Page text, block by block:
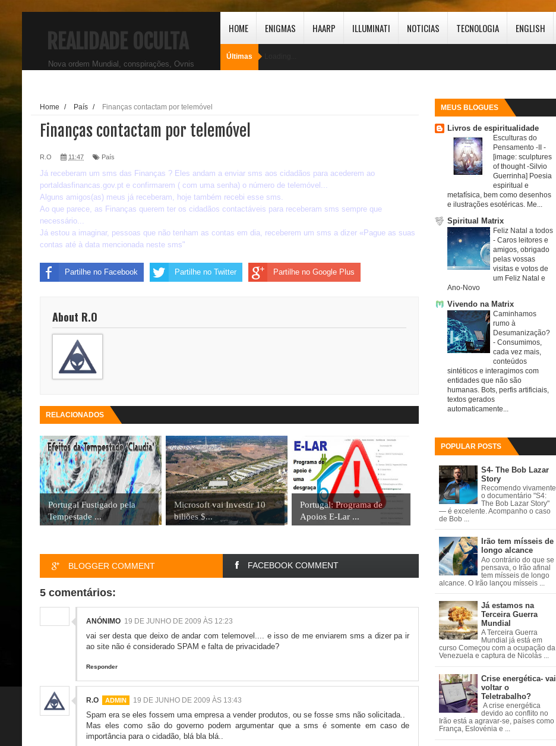
REALIDADE OCULTA
Nova ordem Mundial, conspirações, Ovnis
HOME ENIGMAS HAARP ILLUMINATI NOTICIAS TECNOLOGIA ENGLISH
Últimas
MEUS BLOGUES
Livros de espiritualidade
Esculturas do
Pensamento -II -
[image: sculptures
of thought -Silvio
Guerrinha] Poesia
espiritual e
metafísica, bem como desenhos
e ilustrações esotéricas. Me...
Spiritual Matrix
Feliz Natal a todos
- Caros leitores e
amigos, obrigado
pelas vossas
visitas e votos de
um Feliz Natal e
Ano-Novo
Vivendo na Matrix
Caminhamos
rumo à
Desumanização?
- Consumimos,
cada vez mais,
conteúdos
sintéticos e interagimos com
entidades que não são
humanas. Bots, perfis artificiais,
textos gerados
automaticamente...
POPULAR POSTS
S4- The Bob Lazar
Story
Recomendo vivamente
o documentário "S4:
The Bob Lazar Story"
— é excelente. Acompanho o caso
de Bob ...
Irão tem mísseis de
longo alcance
Ao contrário do que se
pensava, o Irão afinal
tem mísseis de longo
alcance. O Irão lançou mísseis ...
Já estamos na
Terceira Guerra
Mundial
A Terceira Guerra
Mundial já está em
curso Começou com a ocupação da
Venezuela e captura de Nicolás ...
Crise energética- vai
voltar o
Teletrabalho?
A crise energética
devido ao conflito no
Irão está a agravar-se, países como
França, Eslovénia e ...
Home / País / Finanças contactam por telemóvel
Finanças contactam por telemóvel
R.O 11:47 País
Já receberam um sms das Finanças ? Eles andam a enviar sms aos cidadãos para acederem ao
portaldasfinancas.gov.pt e confirmarem ( com uma senha) o número de telemóvel...
Alguns amigos(as) meus já receberam, hoje também recebi esse sms.
Ao que parece, as Finanças querem ter os cidadãos contactáveis para receberam sms sempre que
necessário...
Já estou a imaginar, pessoas que não tenham as contas em dia, receberem um sms a dizer «Pague as suas
contas até à data mencionada neste sms"
Partilhe no Facebook Partilhe no Twitter Partilhe no Google Plus
About R.O
RELACIONADOS
Portugal Fustigado pela
Tempestade ...
Microsoft vai Investir 10
biliões $...
Portugal: Programa de
Apoios E-Lar ...
BLOGGER COMMENT FACEBOOK COMMENT
5 comentários:
ANÓNIMO 19 DE JUNHO DE 2009 ÀS 12:23
vai ser desta que deixo de andar com telemovel.... e isso de me enviarem sms a dizer pa ir
ao site não é considerado SPAM e falta de privacidade?
Responder
R.O 19 DE JUNHO DE 2009 ÀS 13:43
Spam era se eles fossem uma empresa a vender produtos, ou se fosse sms não solicitada..
Mas eles como são do governo podem argumentar que a sms é somente em caso de
importância para o cidadão, blá bla blá..